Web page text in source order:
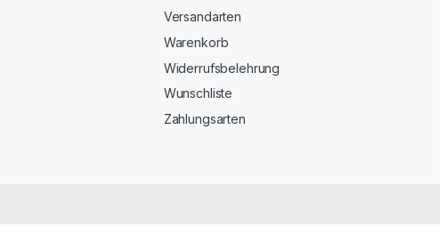
Versandarten
Warenkorb
Widerrufsbelehrung
Wunschliste
Zahlungsarten